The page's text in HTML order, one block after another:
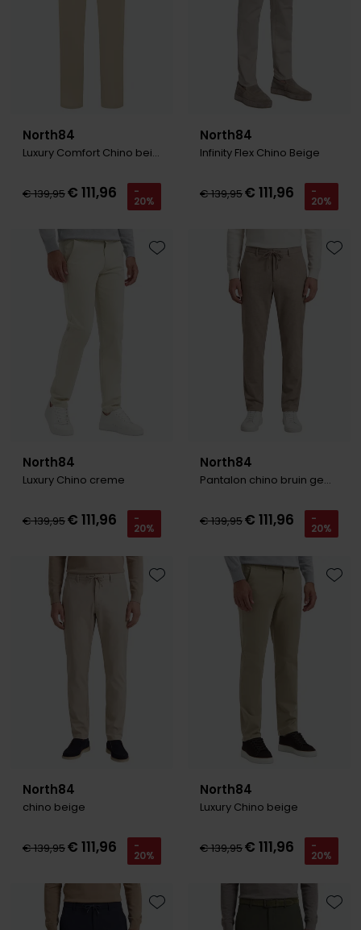
North84
Luxury Comfort Chino beige
€ 139,95€ 111,96 -
20%
North84
Infinity Flex Chino Beige
€ 139,95€ 111,96 -
20%
North84
Luxury Chino creme
€ 139,95€ 111,96 -
20%
Toevoegen aan favorieten
North84
Pantalon chino bruin gemêleerd katoen, polyester, stretch
€ 139,95€ 111,96 -
20%
North84
chino beige
€ 139,95€ 111,96 -
20%
North84
Luxury Chino beige
€ 139,95€ 111,96 -
20%
Toevoegen aan favorieten